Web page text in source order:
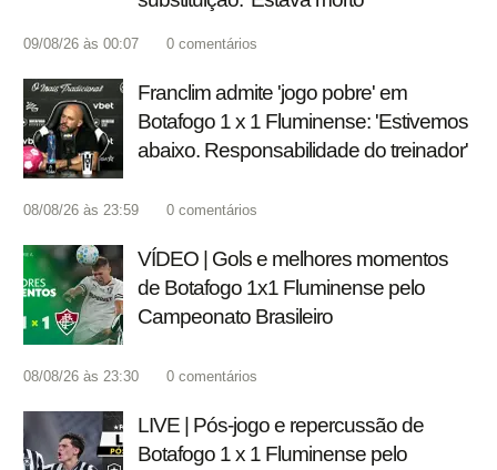
09/08/26 às 00:07 0 comentários
Franclim admite 'jogo pobre' em
Botafogo 1 x 1 Fluminense: 'Estivemos
abaixo. Responsabilidade do treinador'
08/08/26 às 23:59 0 comentários
VÍDEO | Gols e melhores momentos
de Botafogo 1x1 Fluminense pelo
Campeonato Brasileiro
08/08/26 às 23:30 0 comentários
LIVE | Pós-jogo e repercussão de
Botafogo 1 x 1 Fluminense pelo